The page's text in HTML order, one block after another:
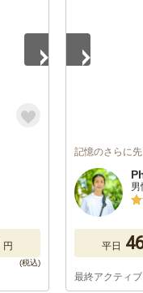
円
記憶のさらに
平日
最終アクティ